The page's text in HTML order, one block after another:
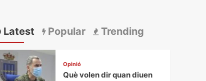
Latest Popular Trending
Opinió
Què volen dir quan diuen